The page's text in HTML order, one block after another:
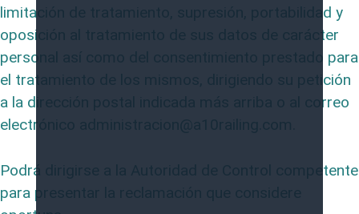
limitación de tratamiento, supresión, portabilidad y
oposición al tratamiento de sus datos de carácter
personal así como del consentimiento prestado para
el tratamiento de los mismos, dirigiendo su petición
a la dirección postal indicada más arriba o al correo
electrónico administracion@a10railing.com.
Podrá dirigirse a la Autoridad de Control competente
para presentar la reclamación que considere